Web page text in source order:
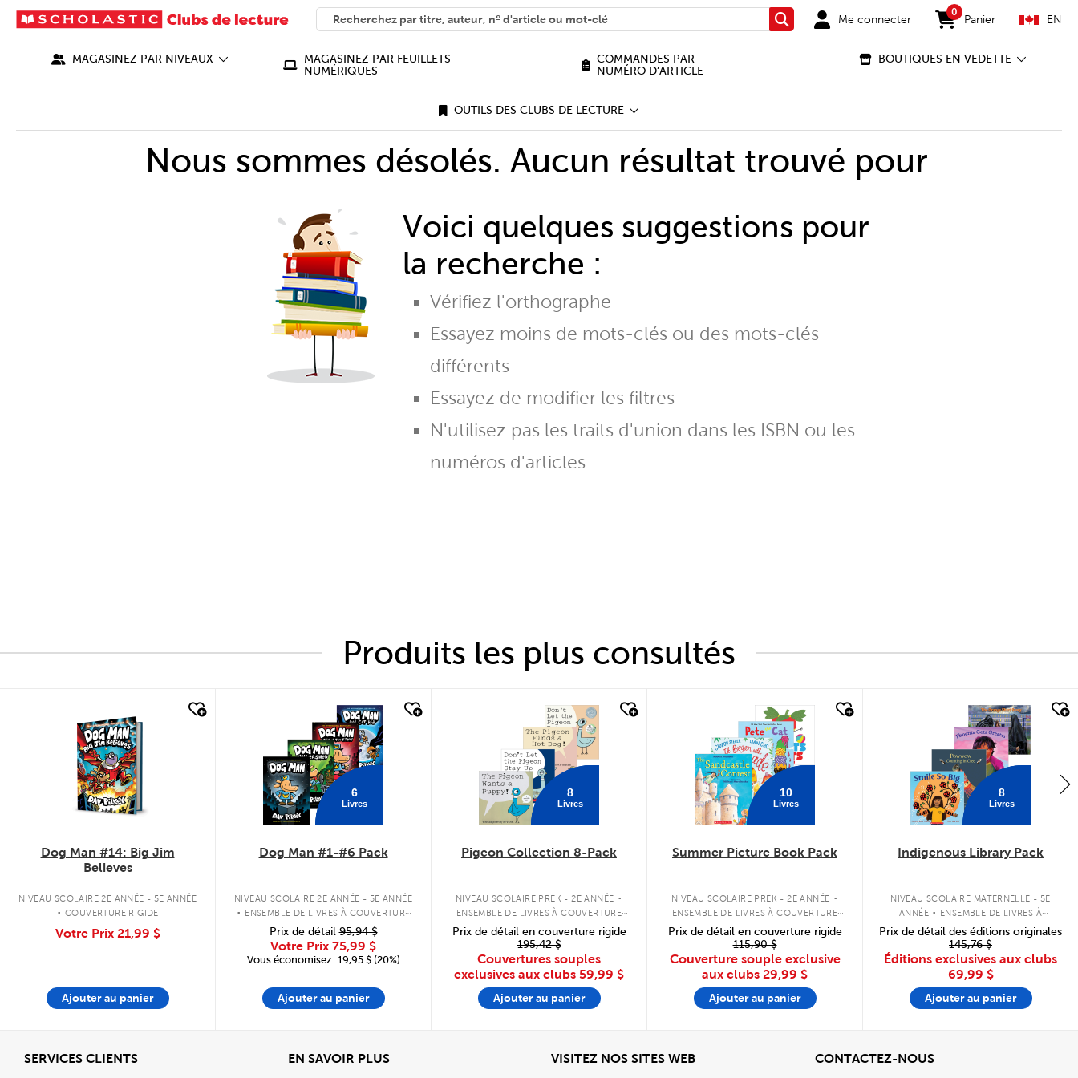
SEARCH
What can we help you find?
RechercherMe connecter
0
items in cart
Panier EN
MAGASINEZ PAR NIVEAUX
MAGASINEZ PAR FEUILLETS
NUMÉRIQUES
COMMANDES PAR
NUMÉRO D’ARTICLE
BOUTIQUES EN VEDETTE
OUTILS DES CLUBS DE LECTURE
Nous sommes désolés. Aucun résultat trouvé pour
Voici quelques suggestions pour
la recherche :
Vérifiez l'orthographe
Essayez moins de mots-clés ou des mots-clés
différents
Essayez de modifier les filtres
N'utilisez pas les traits d'union dans les ISBN ou les
numéros d'articles
Produits les plus consultés
Dog Man #14: Big Jim
Believes
NIVEAU SCOLAIRE 2E ANNÉE - 5E ANNÉE
. COUVERTURE RIGIDE
Votre Prix 21,99 $
Ajouter au panier
6
Livres
Dog Man #1-#6 Pack
NIVEAU SCOLAIRE 2E ANNÉE - 5E ANNÉE
. ENSEMBLE DE LIVRES À COUVERTURE
RIGIDE
Prix de détail95,94 $
Votre Prix 75,99 $
Vous économisez :19,95 $ (20%)
Ajouter au panier
8
Livres
Pigeon Collection 8-Pack
NIVEAU SCOLAIRE PREK - 2E ANNÉE .
ENSEMBLE DE LIVRES À COUVERTURE
Prix de détail en couverture rigide
195,42 $
Couvertures souples
exclusives aux clubs 59,99 $
Ajouter au panier
10
Livres
Summer Picture Book Pack
NIVEAU SCOLAIRE PREK - 2E ANNÉE .
ENSEMBLE DE LIVRES À COUVERTURE
Prix de détail en couverture rigide
115,90 $
Couverture souple exclusive
aux clubs 29,99 $
Ajouter au panier
8
Livres
Indigenous Library Pack
NIVEAU SCOLAIRE MATERNELLE - 5E
ANNÉE . ENSEMBLE DE LIVRES À
COUVERTURE SOUPLE
Prix de détail des éditions originales
145,76 $
Éditions exclusives aux clubs
69,99 $
Ajouter au panier
SERVICES CLIENTSAfficher EN SAVOIR PLUSView VISITEZ NOS SITES WEBAfficher CONTACTEZ-NOUSView